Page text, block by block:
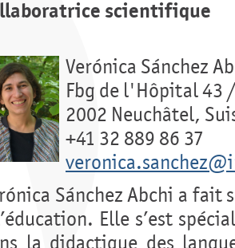
scientifique
Verónica Sánchez
Fbg de l'Hôpital 43
2002 Neuchâtel,
+41 32 889 86 37
Sánchez Abchi a
Elle s’est
la didactique des